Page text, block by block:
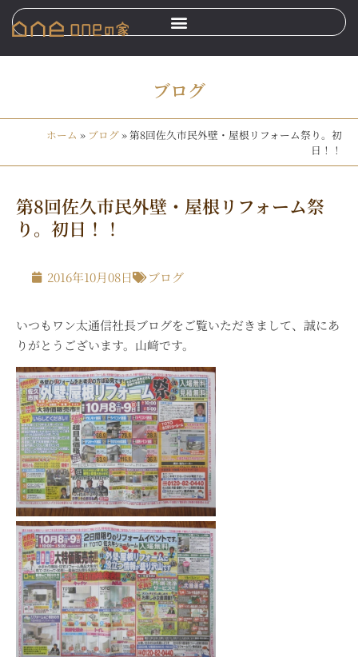
ブログ
ホーム » ブログ»第8回佐久市民外壁・屋根リフォーム祭り。初
日！！
第8回佐久市民外壁・屋根リフォーム祭
り。初日！！
2016年10月08日 ブログ
いつもワン太通信社長ブログをご覧いただきまして、誠にあ
りがとうございます。山﨑です。